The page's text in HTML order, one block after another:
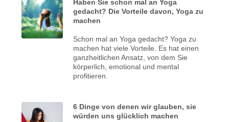
Haben Sie schon mal an Yoga
gedacht? Die Vorteile davon, Yoga zu
machen
Schon mal an Yoga gedacht? Yoga zu
machen hat viele Vorteile. Es hat einen
ganzheitlichen Ansatz, von dem Sie
körperlich, emotional und mental
profitieren.
6 Dinge von denen wir glauben, sie
würden uns glücklich machen